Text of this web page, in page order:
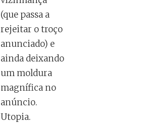
(que passa a
rejeitar o troço
anunciado) e
ainda deixando
um moldura
magnífica no
anúncio.
Utopia.